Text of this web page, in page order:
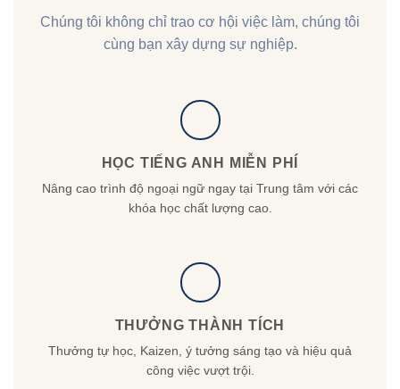
Chúng tôi không chỉ trao cơ hội việc làm, chúng tôi
cùng bạn xây dựng sự nghiệp.
HỌC TIẾNG ANH MIỄN PHÍ
Nâng cao trình độ ngoại ngữ ngay tại Trung tâm với các
khóa học chất lượng cao.
THƯỞNG THÀNH TÍCH
Thưởng tự học, Kaizen, ý tưởng sáng tạo và hiệu quả
công việc vượt trội.